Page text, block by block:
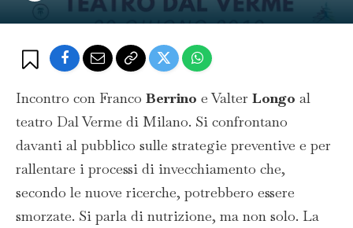
Incontro con Franco Berrino e Valter Longo al
teatro Dal Verme di Milano. Si confrontano
davanti al pubblico sulle strategie preventive e per
rallentare i processi di invecchiamento che,
secondo le nuove ricerche, potrebbero essere
smorzate. Si parla di nutrizione, ma non solo. La